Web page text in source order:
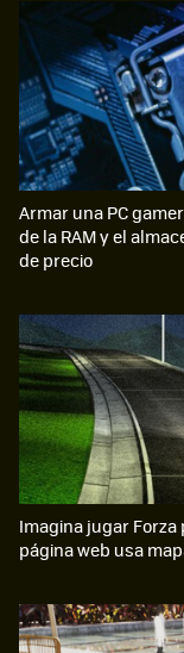
Armar una PC
de la RAM y el
de precio
Imagina jugar Forza
página web usa